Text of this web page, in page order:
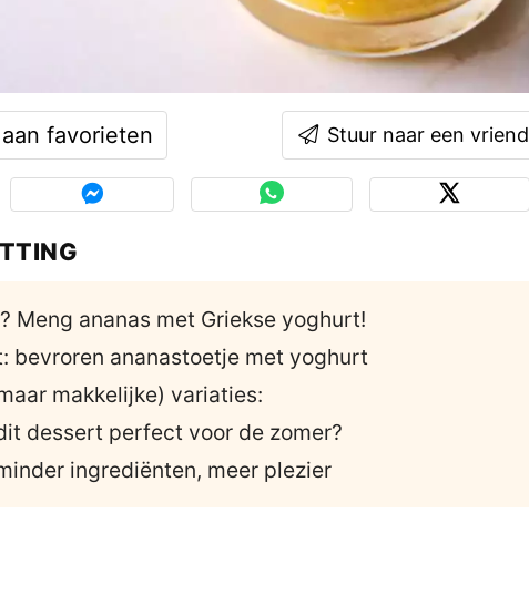
favorieten Stuur naar een vriend
Meng ananas met Griekse yoghurt!
bevroren ananastoetje met yoghurt
makkelijke) variaties:
dessert perfect voor de zomer?
ingrediënten, meer plezier